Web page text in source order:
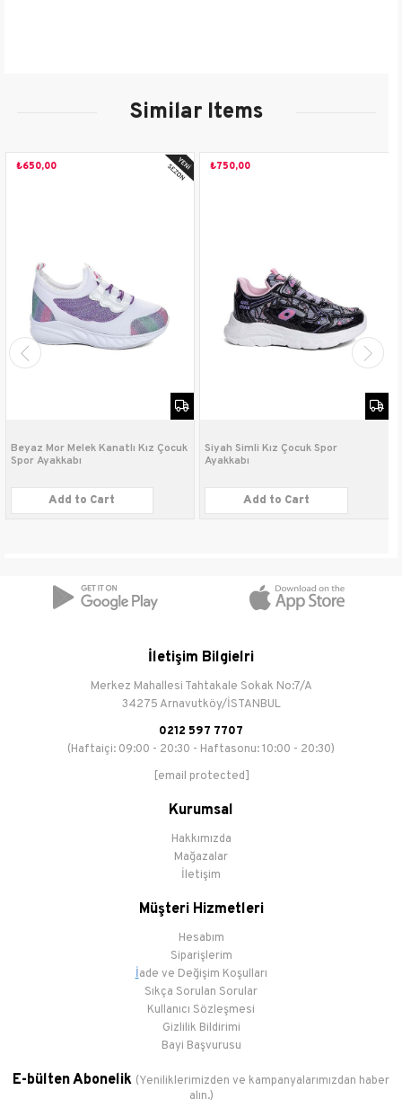
Diğer Malzeme
Malzemesi
Topuk Boyu 3 cm
Taban Tipi Dolgu
Similar Items
Beyaz Mor Melek Kanatlı Kız Çocuk
Spor Ayakkabı
₺650,00
Add to Cart
Siyah Simli Kız Çocuk Spor
Ayakkabı
₺750,00
Add to Cart
İletişim Bilgielri
Merkez Mahallesi Tahtakale Sokak No:7/A
34275 Arnavutköy/İSTANBUL
0212 597 7707
(Haftaiçi: 09:00 - 20:30 - Haftasonu: 10:00 - 20:30)
[email protected]
Kurumsal
Hakkımızda
Mağazalar
İletişim
Müşteri Hizmetleri
Hesabım
Siparişlerim
İade ve Değişim Koşulları
Sıkça Sorulan Sorular
Kullanıcı Sözleşmesi
Gizlilik Bildirimi
Bayi Başvurusu
E-bülten Abonelik (Yeniliklerimizden ve kampanyalarımızdan haber
alın.)